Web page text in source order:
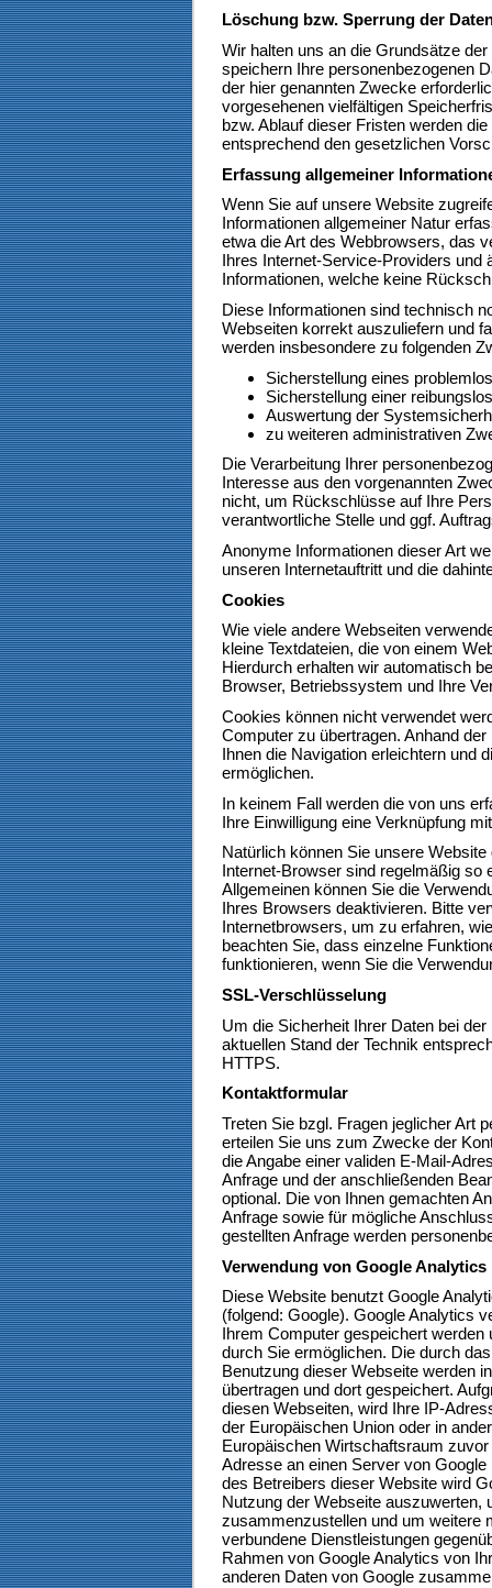
Löschung bzw. Sperrung der
Wir halten uns an die Grundsätze
speichern Ihre personenbezogenen
der hier genannten Zwecke
vorgesehenen vielfältigen
bzw. Ablauf dieser Fristen werden
entsprechend den gesetzlichen
Erfassung allgemeiner
Wenn Sie auf unsere Website
Informationen allgemeiner Natur
etwa die Art des Webbrowsers, das
Ihres Internet-Service-Providers und
Informationen, welche keine
Diese Informationen sind technisch
Webseiten korrekt auszuliefern und
werden insbesondere zu folgenden
Sicherstellung eines
Sicherstellung einer
Auswertung der
zu weiteren administrativen
Die Verarbeitung Ihrer
Interesse aus den vorgenannten
nicht, um Rückschlüsse auf Ihre
verantwortliche Stelle und ggf.
Anonyme Informationen dieser Art
unseren Internetauftritt und die
Cookies
Wie viele andere Webseiten
kleine Textdateien, die von einem
Hierdurch erhalten wir automatisch
Browser, Betriebssystem und Ihre
Cookies können nicht verwendet
Computer zu übertragen. Anhand
Ihnen die Navigation erleichtern und
ermöglichen.
In keinem Fall werden die von uns
Ihre Einwilligung eine Verknüpfung
Natürlich können Sie unsere
Internet-Browser sind regelmäßig so
Allgemeinen können Sie die
Ihres Browsers deaktivieren. Bitte
Internetbrowsers, um zu erfahren,
beachten Sie, dass einzelne
funktionieren, wenn Sie die
SSL-Verschlüsselung
Um die Sicherheit Ihrer Daten bei
aktuellen Stand der Technik
HTTPS.
Kontaktformular
Treten Sie bzgl. Fragen jeglicher Art
erteilen Sie uns zum Zwecke der
die Angabe einer validen E-Mail-
Anfrage und der anschließenden
optional. Die von Ihnen gemachten
Anfrage sowie für mögliche
gestellten Anfrage werden
Verwendung von Google Analytics
Diese Website benutzt Google
(folgend: Google). Google Analytics
Ihrem Computer gespeichert werden
durch Sie ermöglichen. Die durch
Benutzung dieser Webseite werden
übertragen und dort gespeichert.
diesen Webseiten, wird Ihre IP-
der Europäischen Union oder in
Europäischen Wirtschaftsraum
Adresse an einen Server von
des Betreibers dieser Website wird
Nutzung der Webseite auszuwerten,
zusammenzustellen und um weitere
verbundene Dienstleistungen
Rahmen von Google Analytics von
anderen Daten von Google